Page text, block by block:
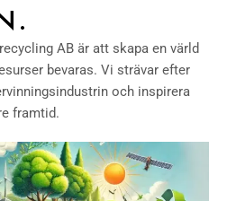
AB är att skapa en värld
bevaras. Vi strävar efter
och inspirera
framtid.